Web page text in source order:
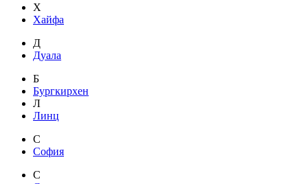
Х
Хайфа
Д
Дуала
Б
Бургкирхен
Л
Линц
С
София
С